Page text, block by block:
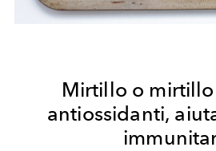
Mirtillo o mirtillo
antiossidanti,